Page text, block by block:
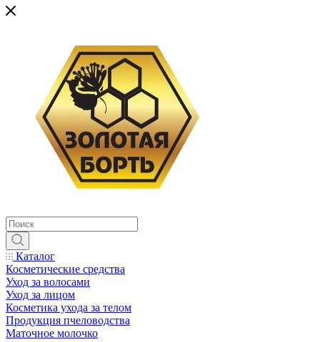
Каталог
Косметические средства
Уход за волосами
Уход за лицом
Косметика ухода за телом
Продукция пчеловодства
Маточное молочко